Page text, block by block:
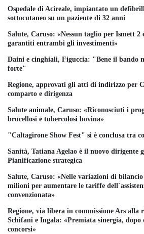
Ospedale di Acireale, impiantato un
sottocutaneo su un paziente di 32 anni
Salute, Caruso: «Nessun taglio per Ismett 2
garantiti entrambi gli investimenti»
Daini e cinghiali, Figuccia: "Bene il bando
forte"
Regione, approvati gli atti di indirizzo per
comparto e dirigenza
Salute animale, Caruso: «Riconosciuti i
brucellosi e tubercolosi bovina»
"Caltagirone Show Fest" si è conclusa tra
Sanità, Tatiana Agelao è il nuovo dirigente
Pianificazione strategica
Salute, Caruso: «Nelle variazioni di
milioni per aumentare le tariffe
convenzionata»
Regione, via libera in commissione Ars alla
Schifani e Ingala: «Premiata sinergia, dopo
concorsi»